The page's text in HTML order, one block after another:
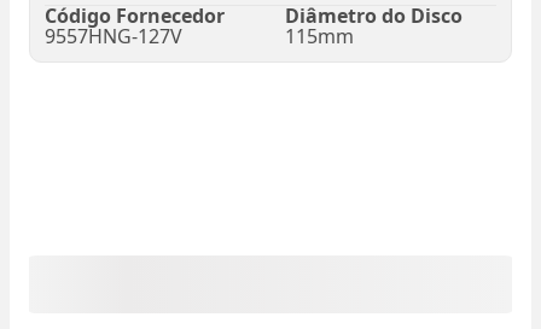
Código Fornecedor
9557HNG-127V
Diâmetro do Disco
115mm